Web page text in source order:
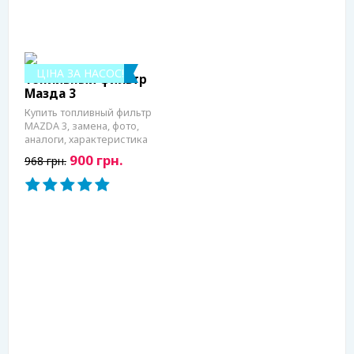
ЦІНА ЗА НАСОС!
Топливный фильтр
Мазда 3
Купить топливный фильтр
MAZDA 3, замена, фото,
аналоги, характеристика
968 грн. 900 грн.